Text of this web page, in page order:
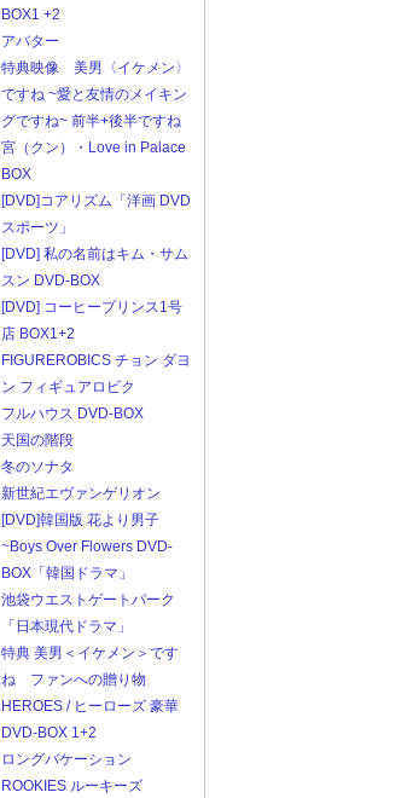
BOX1 +2
アバター
特典映像 美男〈イケメン〉
ですね ~愛と友情のメイキン
グですね~ 前半+後半ですね
宮（クン）・Love in Palace
BOX
[DVD]コアリズム「洋画 DVD
スポーツ」
[DVD] 私の名前はキム・サム
スン DVD-BOX
[DVD] コーヒープリンス1号
店 BOX1+2
FIGUREROBICS チョン ダヨ
ン フィギュアロビク
フルハウス DVD-BOX
天国の階段
冬のソナタ
新世紀エヴァンゲリオン
[DVD]韓国版 花より男子
~Boys Over Flowers DVD-
BOX「韓国ドラマ」
池袋ウエストゲートパーク
「日本現代ドラマ」
特典 美男＜イケメン＞です
ね ファンへの贈り物
HEROES / ヒーローズ 豪華
DVD-BOX 1+2
ロングバケーション
ROOKIES ルーキーズ